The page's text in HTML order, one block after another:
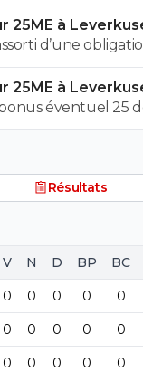
25ME à
d’une
s’ajoutent 2
25ME à
éventuel 25
que tu vas
Résultats
V N D BP BC
0 0 0 0 0
0 0 0 0 0
0 0 0 0 0